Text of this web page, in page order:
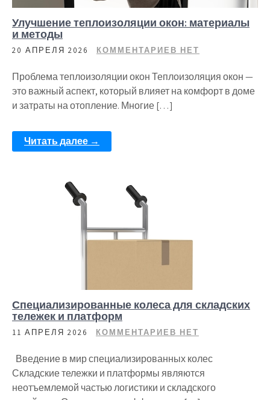
Улучшение теплоизоляции окон: материалы
и методы
20 АПРЕЛЯ 2026 КОММЕНТАРИЕВ НЕТ
Проблема теплоизоляции окон Теплоизоляция окон —
это важный аспект, который влияет на комфорт в доме
и затраты на отопление. Многие […]
Читать далее →
Специализированные колеса для складских
тележек и платформ
11 АПРЕЛЯ 2026 КОММЕНТАРИЕВ НЕТ
Введение в мир специализированных колес
Складские тележки и платформы являются
неотъемлемой частью логистики и складского